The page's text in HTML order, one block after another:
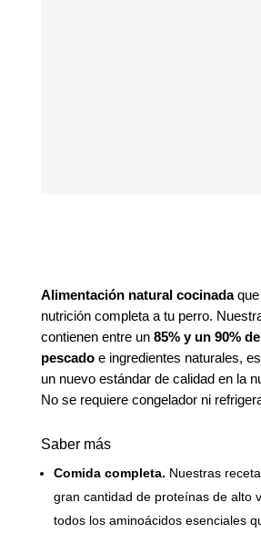
Alimentación natural cocinadaque
nutrición completa a tu perro.
contienen entre un 85% y un 90%
pescadoe ingredientes naturales,
un nuevo estándar de calidad en la
No se requiere congelador ni
Saber más
Comida completa. Nuestras
gran cantidad de proteínas de alto
todos los aminoácidos esenciales